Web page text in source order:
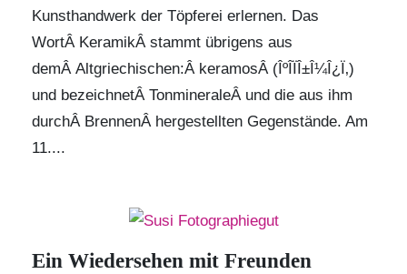
Kunsthandwerk der Töpferei erlernen. Das
WortÂ KeramikÂ stammt übrigens aus
demÂ Altgriechischen:Â keramosÂ (ÎºÎ­ÏÎ±Î¼Î¿Ï‚)
und bezeichnetÂ TonmineraleÂ und die aus ihm
durchÂ BrennenÂ hergestellten Gegenstände. Am
11....
Ein Wiedersehen mit Freunden